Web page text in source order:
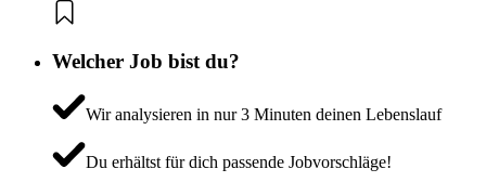
Welcher Job bist du?
Wir analysieren in nur 3 Minuten deinen Lebenslauf
Du erhältst für dich passende Jobvorschläge!